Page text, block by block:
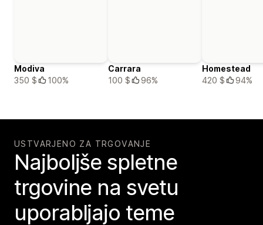
Modiva
350 $
100%
Carrara
100 $
96%
Homestead
420 $
94%
USTVARJENO ZA TRGOVANJE
Najboljše spletne
trgovine na svetu
uporabljajo teme